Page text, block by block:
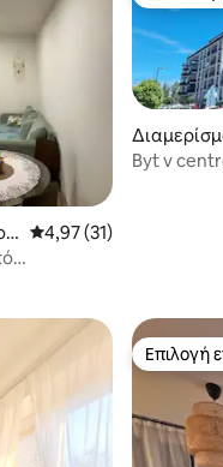
Μέση βαθμολογία: 4,97
4,97 (31)
Byt v
Επιλογή
Επιλογή